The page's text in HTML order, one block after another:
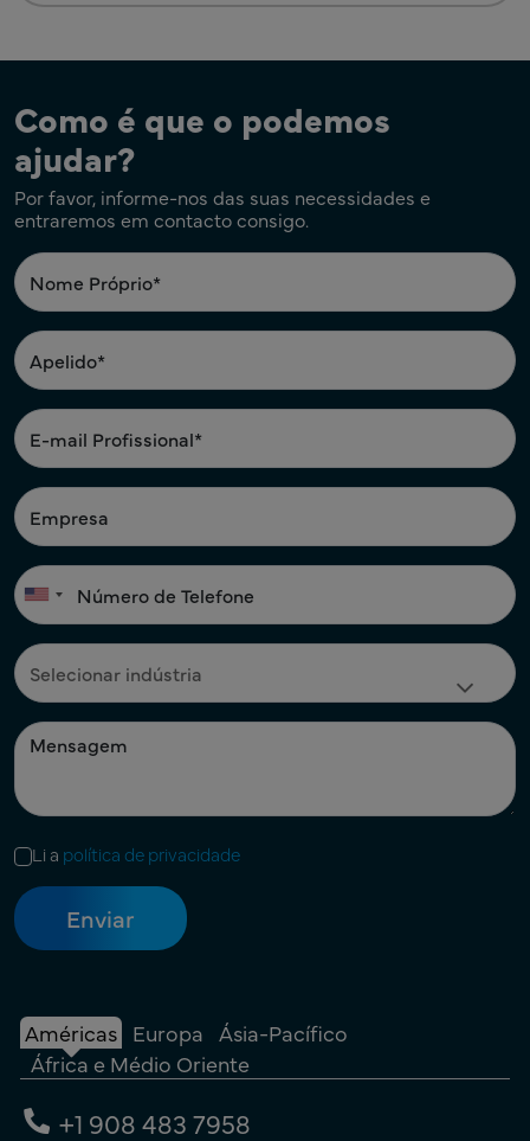
Como é que o podemos
ajudar?
Por favor, informe-nos das suas necessidades e
entraremos em contacto consigo.
Li a política de privacidade
Américas Europa Ásia-Pacífico
África e Médio Oriente
+1 908 483 7958